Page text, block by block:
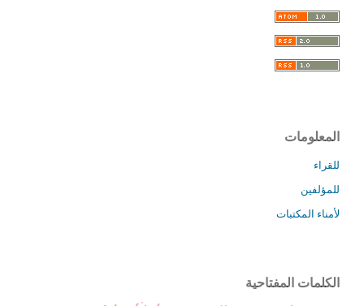
المعلومات
للقراء
للمؤلفين
لأمناء المكتبات
الكلمات المفتاحية